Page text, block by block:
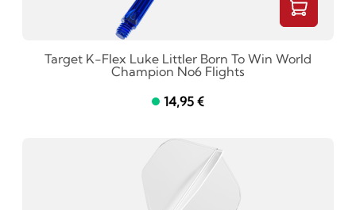
Target K-Flex Luke Littler Born To Win World
Champion No6 Flights
14,95 €